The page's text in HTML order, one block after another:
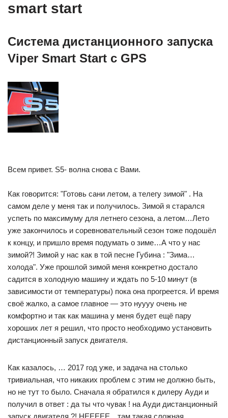
smart start
Система дистанционного запуска
Viper Smart Start с GPS
Всем привет. S5- волна снова с Вами.
Как​ говорится: "Готовь сани летом, а телегу зимой"​ . На
самом деле у меня так и получилось. Зимой я старался
успеть по максимуму для летнего сезона, а летом…Лето
уже закончилось и соревновательный сезон тоже подошёл
к концу, и пришло время подумать о зиме…А что у нас
зимой?! Зимой у нас как в той песне Губина : "Зима…
холода". Уже прошлой зимой меня конкретно достало
садится в холодную машину и ждать по 5-10 минут (в
зависимости от температуры) пока она прогреется. И время
своё жалко, а самое главное — это нуууу очень не
комфортно и так как машина у меня будет ещё пару
хороших лет я решил, что просто необходимо установить
дистанционный запуск двигателя.
Как казалось, … 2017 год уже, и задача на столько
тривиальная, что никаких проблем с этим не должно быть,
но не тут то было. Сначала я обратился к дилеру Ауди и
получил в ответ : да ты что чувак ! на Ауди дистанционный
запуск двигателя ?! НЕЕЕЕЕ…там такая сложная